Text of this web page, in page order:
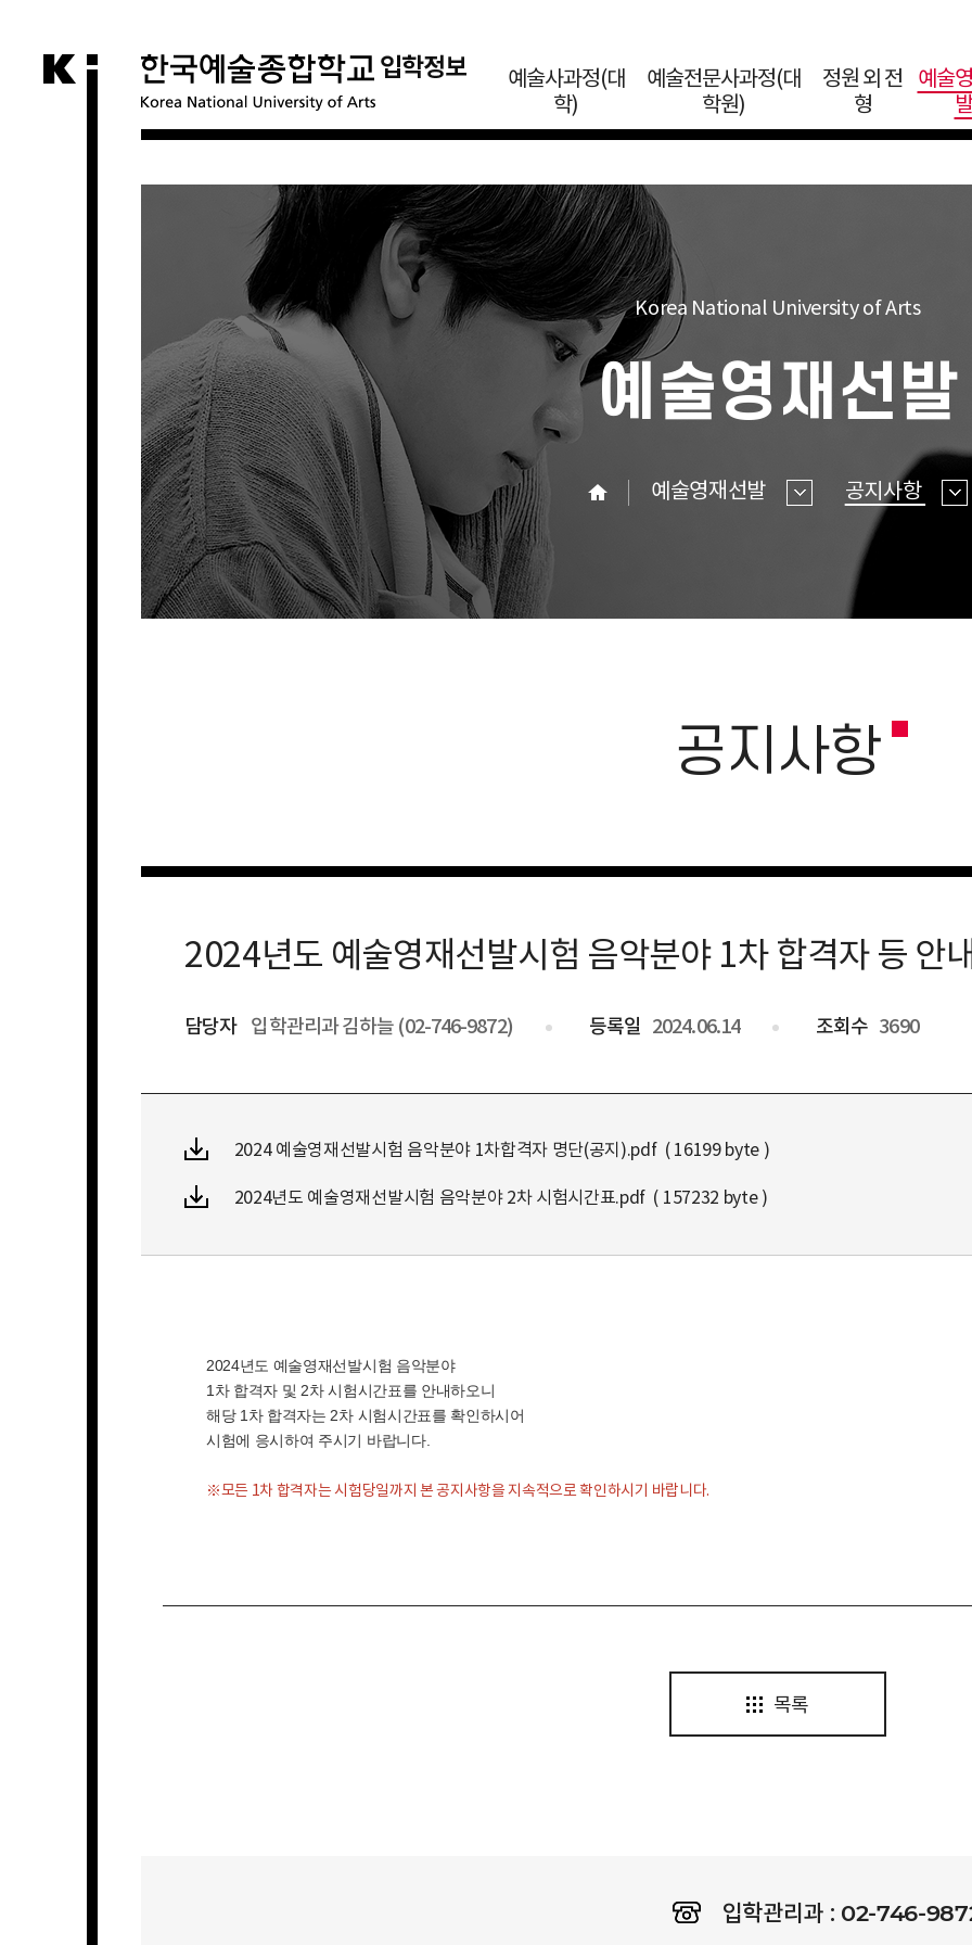
예술사과정(대
학)
예술전문사과정(대
학원)
정원 외 전
형
예술
발
Korea National University of Arts
예술영재선발
홈 예술영재선발 공지사항
공지사항
2024년도 예술영재선발시험 음악분야 1차 합격자 등 안
담당자 입학관리과 김하늘 (02-746-9872) 등록일 2024.06.14 조회수 3690
2024 예술영재선발시험 음악분야 1차합격자 명단(공지).pdf ( 16199 byte )
2024년도 예술영재선발시험 음악분야 2차 시험시간표.pdf ( 157232 byte )
2024년도 예술영재선발시험 음악분야
1차 합격자 및 2차 시험시간표를 안내하오니
해당 1차 합격자는 2차 시험시간표를 확인하시어
시험에 응시하여 주시기 바랍니다.
※모든 1차 합격자는 시험당일까지 본 공지사항을 지속적으로 확인하시기 바랍니다.
목록
입학관리과 : 02-746-